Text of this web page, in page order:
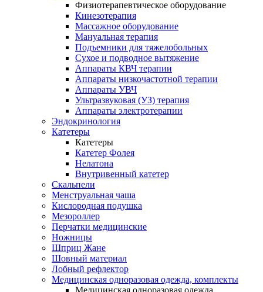
Физиотерапевтическое оборудование
Кинезотерапия
Массажное оборудование
Мануальная терапия
Подъемники для тяжелобольных
Сухое и подводное вытяжение
Аппараты КВЧ терапии
Аппараты низкочастотной терапии
Аппараты УВЧ
Ультразвуковая (УЗ) терапия
Аппараты электротерапии
Эндокринология
Катетеры
Катетеры
Катетер Фолея
Нелатона
Внутривенный катетер
Скальпели
Менструальная чаша
Кислородная подушка
Мезороллер
Перчатки медицинские
Ножницы
Шприц Жане
Шовный материал
Лобный рефлектор
Медицинская одноразовая одежда, комплекты
Медицинская одноразовая одежда,